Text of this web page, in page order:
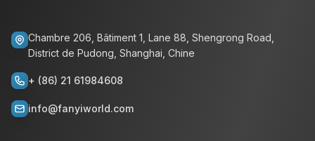
Chambre 206, Bâtiment 1, Lane 88, Shengrong Road,
District de Pudong, Shanghai, Chine
+ (86) 21 61984608
info@fanyiworld.com